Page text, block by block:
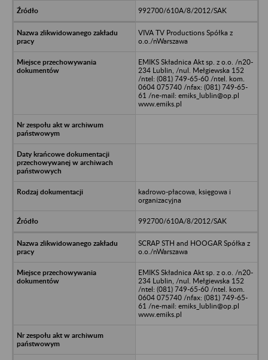
992700/610A/8/2012/SAK
VIVA TV Productions Spółka z
o.o./nWarszawa
EMIKS Składnica Akt sp. z o.o. /n20-
234 Lublin, /nul. Mełgiewska 152
/ntel: (081) 749-65-60 /ntel. kom.
0604 075740 /nfax: (081) 749-65-
61 /ne-mail: emiks_lublin@op.pl
www.emiks.pl
kadrowo-płacowa, księgowa i
organizacyjna
992700/610A/8/2012/SAK
SCRAP STH and HOOGAR Spółka z
o.o./nWarszawa
EMIKS Składnica Akt sp. z o.o. /n20-
234 Lublin, /nul. Mełgiewska 152
/ntel: (081) 749-65-60 /ntel. kom.
0604 075740 /nfax: (081) 749-65-
61 /ne-mail: emiks_lublin@op.pl
www.emiks.pl